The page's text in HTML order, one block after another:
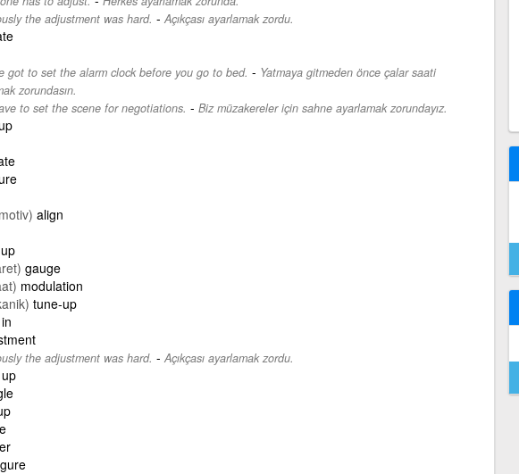
the adjustment was hard. - Açıkçası ayarlamak zordu.
got to set the alarm clock before you go to bed. - Yatmaya gitmeden önce çalar saati
zorundasın.
to set the scene for negotiations. - Biz müzakereler için sahne ayarlamak zorundayız.
align
gauge
modulation
tune-up
the adjustment was hard. - Açıkçası ayarlamak zordu.